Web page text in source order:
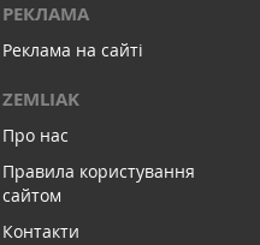
РЕКЛАМА
Реклама на сайті
ZEMLIAK
Про нас
Правила користування
сайтом
Контакти